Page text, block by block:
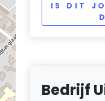
IS DIT
Bedrijf